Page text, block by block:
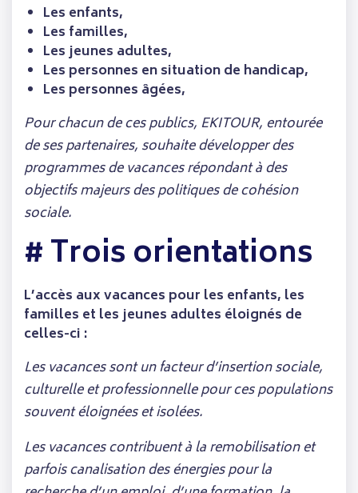
Les enfants,
Les familles,
Les jeunes adultes,
Les personnes en situation de handicap,
Les personnes âgées,
Pour chacun de ces publics, EKITOUR, entourée
de ses partenaires, souhaite développer des
programmes de vacances répondant à des
objectifs majeurs des politiques de cohésion
sociale.
# Trois orientations
L’accès aux vacances pour les enfants, les
familles et les jeunes adultes éloignés de
celles-ci :
Les vacances sont un facteur d’insertion sociale,
culturelle et professionnelle pour ces populations
souvent éloignées et isolées.
Les vacances contribuent à la remobilisation et
parfois canalisation des énergies pour la